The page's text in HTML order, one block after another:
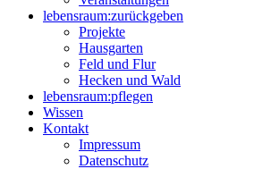
lebensraum:zurückgeben
Projekte
Hausgarten
Feld und Flur
Hecken und Wald
lebensraum:pflegen
Wissen
Kontakt
Impressum
Datenschutz